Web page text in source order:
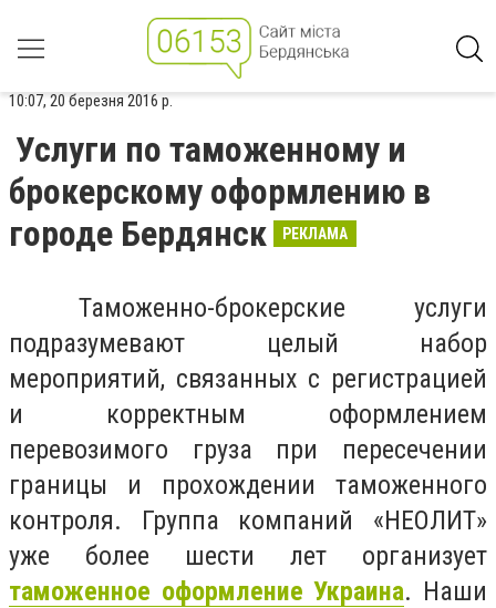
10:07, 20 березня 2016 р.
Услуги по таможенному и
брокерскому оформлению в
городе Бердянск
РЕКЛАМА
Таможенно-брокерские услуги
подразумевают целый набор
мероприятий, связанных с регистрацией
и корректным оформлением
перевозимого груза при пересечении
границы и прохождении таможенного
контроля. Группа компаний «НЕОЛИТ»
уже более шести лет организует
таможенное оформление Украина. Наши